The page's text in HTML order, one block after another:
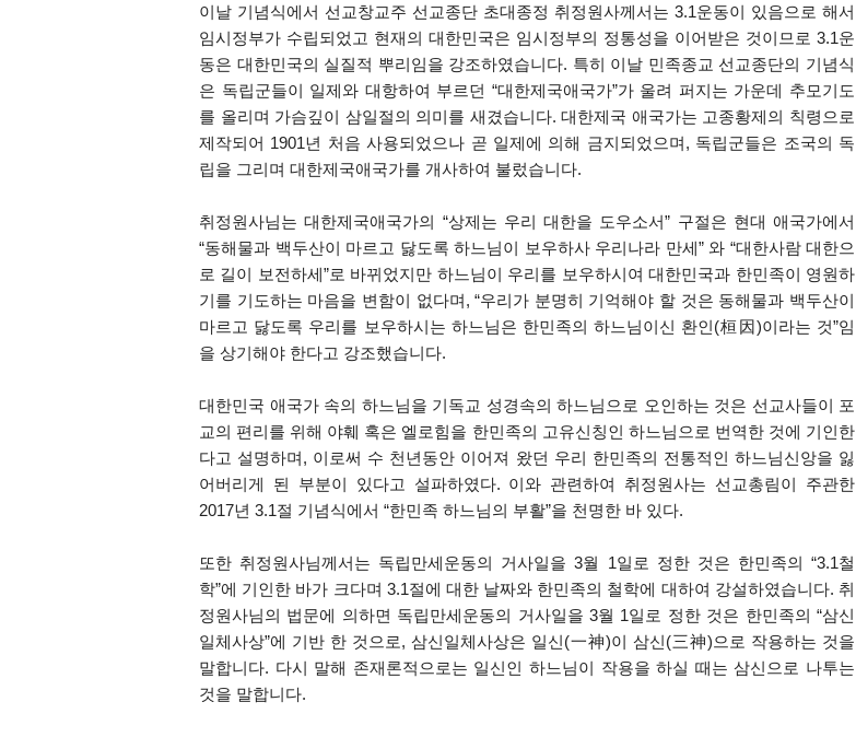
이날 기념식에서 선교창교주 선교종단 초대종정 취정원사께서는 3.1운동이 있음으로 해서
임시정부가 수립되었고 현재의 대한민국은 임시정부의 정통성을 이어받은 것이므로 3.1운
동은 대한민국의 실질적 뿌리임을 강조하였습니다. 특히 이날 민족종교 선교종단의 기념식
은 독립군들이 일제와 대항하여 부르던 “대한제국애국가”가 울려 퍼지는 가운데 추모기도
를 올리며 가슴깊이 삼일절의 의미를 새겼습니다.대한제국 애국가는 고종황제의 칙령으로
제작되어 1901년 처음 사용되었으나 곧 일제에 의해 금지되었으며 , 독립군들은 조국의 독
립을 그리며 대한제국애국가를 개사하여 불렀습니다.
취정원사님는 대한제국애국가의 “상제는 우리 대한을 도우소서” 구절은 현대 애국가에서
“동해물과 백두산이 마르고 닳도록 하느님이 보우하사 우리나라 만세 ” 와 “대한사람 대한으
로 길이 보전하세 ”로 바뀌었지만 하느님이 우리를 보우하시여 대한민국과 한민족이 영원하
기를 기도하는 마음을 변함이 없다며 , “우리가 분명히 기억해야 할 것은 동해물과 백두산이
마르고 닳도록 우리를 보우하시는 하느님은 한민족의 하느님이신 환인 (桓因 )이라는 것”임
을 상기해야 한다고 강조했습니다.
대한민국 애국가 속의 하느님을 기독교 성경속의 하느님으로 오인하는 것은 선교사들이 포
교의 편리를 위해 야훼 혹은 엘로힘을 한민족의 고유신칭인 하느님으로 번역한 것에 기인한
다고 설명하며 , 이로써 수 천년동안 이어져 왔던 우리 한민족의 전통적인 하느님신앙을 잃
어버리게 된 부분이 있다고 설파하였다. 이와 관련하여 취정원사는 선교총림이 주관한
2017년 3.1절 기념식에서 “한민족 하느님의 부활”을 천명한 바 있다.
또한 취정원사님께서는 독립만세운동의 거사일을3월 1일로 정한 것은 한민족의“3.1철
학”에 기인한 바가 크다며 3.1절에 대한 날짜와 한민족의 철학에 대하여 강설하였습니다. 취
정원사님의 법문에 의하면 독립만세운동의 거사일을 3월 1일로 정한 것은 한민족의“삼신
일체사상”에 기반 한 것으로, 삼신일체사상은 일신 (一神)이 삼신 (三神)으로 작용하는 것을
말합니다. 다시 말해 존재론적으로는 일신인 하느님이 작용을 하실 때는 삼신으로 나투는
것을 말합니다.